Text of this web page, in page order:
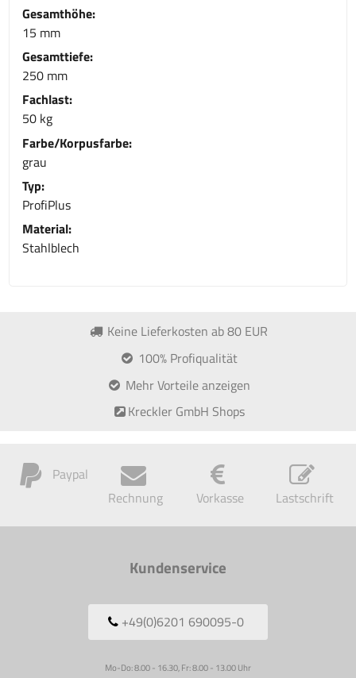
Gesamthöhe:
15 mm
Gesamttiefe:
250 mm
Fachlast:
50 kg
Farbe/Korpusfarbe:
grau
Typ:
ProfiPlus
Material:
Stahlblech
Keine Lieferkosten ab 80 EUR
100% Profiqualität
Mehr Vorteile anzeigen
Kreckler GmbH Shops
Paypal
Rechnung
Vorkasse Lastschrift
Kundenservice
+49(0)6201 690095-0
Mo-Do: 8.00 - 16.30, Fr: 8.00 - 13.00 Uhr